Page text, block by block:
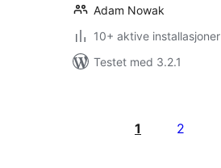
Adam Nowak
10+ aktive installasjoner
Testet med 3.2.1
1 2